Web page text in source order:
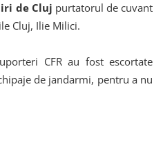
de Cluj purtatorul de cuvant
Cluj, Ilie Milici.
CFR au fost escortate
de jandarmi, pentru a nu